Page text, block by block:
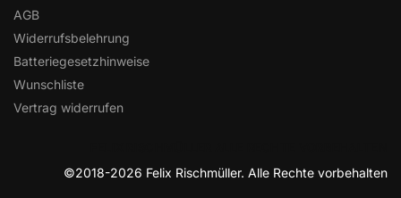
AGB
Widerrufsbelehrung
Batteriegesetzhinweise
Wunschliste
Vertrag widerrufen
©2018-2026 Felix Rischmüller. Alle Rechte vorbehalten